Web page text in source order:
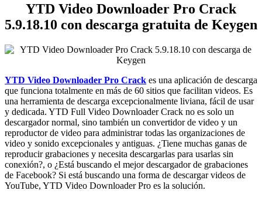
YTD Video Downloader Pro Crack
5.9.18.10 con descarga gratuita de Keygen
YTD Video Downloader Pro Crack es una aplicación de descarga
que funciona totalmente en más de 60 sitios que facilitan videos. Es
una herramienta de descarga excepcionalmente liviana, fácil de usar
y dedicada. YTD Full Video Downloader Crack no es solo un
descargador normal, sino también un convertidor de video y un
reproductor de video para administrar todas las organizaciones de
video y sonido excepcionales y antiguas. ¿Tiene muchas ganas de
reproducir grabaciones y necesita descargarlas para usarlas sin
conexión?, o ¿Está buscando el mejor descargador de grabaciones
de Facebook? Si está buscando una forma de descargar videos de
YouTube, YTD Video Downloader Pro es la solución.